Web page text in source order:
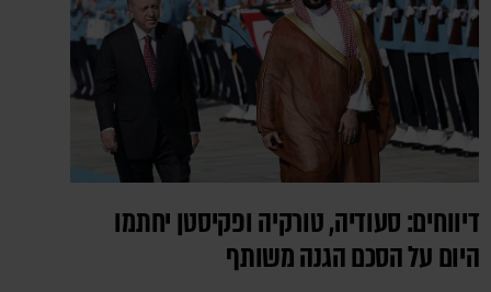
דיווחים: סעודיה, טורקיה ופקיסטן יחתמו
היום על הסכם הגנה משותף